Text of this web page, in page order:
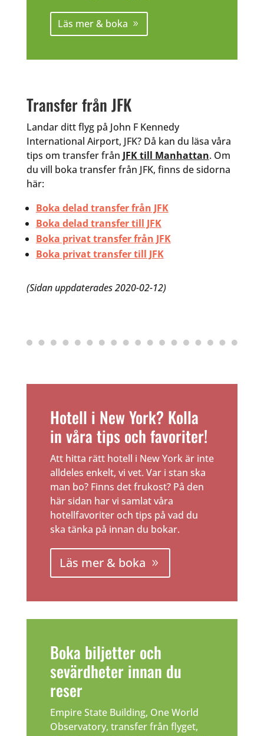
Läs mer & boka
Transfer från JFK
Landar ditt flyg på John F Kennedy
International Airport, JFK? Då kan du läsa våra
tips om transfer från JFK till Manhattan. Om
du vill boka transfer från JFK, finns de sidorna
här:
Boka delad transfer från JFK
Boka delad transfer till JFK
Boka privat transfer från JFK
Boka privat transfer till JFK
(Sidan uppdaterades 2020-02-12)
Hotell i New York? Kolla
in våra tips och favoriter!
Att hitta rätt hotell i New York är inte
alldeles enkelt, vi vet. Var i stan ska
man bo? Finns det frukost? På den
här sidan har vi samlat våra
hotellfavoriter och tips på vad du
ska tänka på innan du bokar.
Läs mer & boka
Boka biljetter och
sevärdheter innan du
reser
Empire State Building, One World
Observatory, transfer från flyget,